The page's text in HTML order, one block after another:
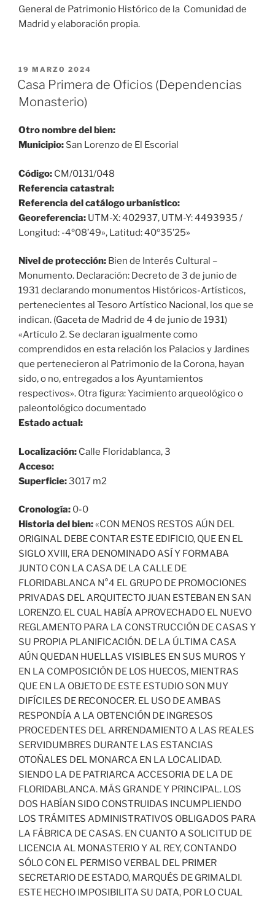
General de Patrimonio Histórico de la Comunidad de
Madrid y elaboración propia.
PUBLICADO
EL
19 MARZO 2024
Casa Primera de Oficios (Dependencias
Monasterio)
Otro nombre del bien:
Municipio: San Lorenzo de El Escorial
Código: CM/0131/048
Referencia catastral:
Referencia del catálogo urbanístico:
Georeferencia: UTM-X: 402937, UTM-Y: 4493935 /
Longitud: -4º08’49», Latitud: 40º35’25»
Nivel de protección: Bien de Interés Cultural –
Monumento. Declaración: Decreto de 3 de junio de
1931 declarando monumentos Históricos-Artísticos,
pertenecientes al Tesoro Artístico Nacional, los que se
indican. (Gaceta de Madrid de 4 de junio de 1931)
«Artículo 2. Se declaran igualmente como
comprendidos en esta relación los Palacios y Jardines
que pertenecieron al Patrimonio de la Corona, hayan
sido, o no, entregados a los Ayuntamientos
respectivos». Otra figura: Yacimiento arqueológico o
paleontológico documentado
Estado actual:
Localización: Calle Floridablanca, 3
Acceso:
Superficie:3017 m2
Cronología: 0-0
Historia del bien:«CON MENOS RESTOS AÚN DEL
ORIGINAL DEBE CONTAR ESTE EDIFICIO, QUE EN EL
SIGLO XVIII, ERA DENOMINADO ASÍ Y FORMABA
JUNTO CON LA CASA DE LA CALLE DE
FLORIDABLANCA N°4 EL GRUPO DE PROMOCIONES
PRIVADAS DEL ARQUITECTO JUAN ESTEBAN EN SAN
LORENZO. EL CUAL HABÍA APROVECHADO EL NUEVO
REGLAMENTO PARA LA CONSTRUCCIÓN DE CASAS Y
SU PROPIA PLANIFICACIÓN. DE LA ÚLTIMA CASA
AÚN QUEDAN HUELLAS VISIBLES EN SUS MUROS Y
EN LA COMPOSICIÓN DE LOS HUECOS, MIENTRAS
QUE EN LA OBJETO DE ESTE ESTUDIO SON MUY
DIFÍCILES DE RECONOCER. EL USO DE AMBAS
RESPONDÍA A LA OBTENCIÓN DE INGRESOS
PROCEDENTES DEL ARRENDAMIENTO A LAS REALES
SERVIDUMBRES DURANTE LAS ESTANCIAS
OTOÑALES DEL MONARCA EN LA LOCALIDAD.
SIENDO LA DE PATRIARCA ACCESORIA DE LA DE
FLORIDABLANCA. MÁS GRANDE Y PRINCIPAL. LOS
DOS HABÍAN SIDO CONSTRUIDAS INCUMPLIENDO
LOS TRÁMITES ADMINISTRATIVOS OBLIGADOS PARA
LA FÁBRICA DE CASAS. EN CUANTO A SOLICITUD DE
LICENCIA AL MONASTERIO Y AL REY, CONTANDO
SÓLO CON EL PERMISO VERBAL DEL PRIMER
SECRETARIO DE ESTADO, MARQUÉS DE GRIMALDI.
ESTE HECHO IMPOSIBILITA SU DATA, POR LO CUAL